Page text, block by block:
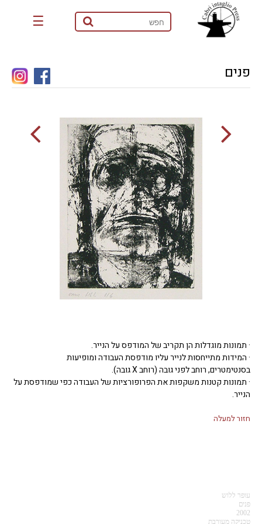
☰
פנים
· תמונות מוגדלות הן תקריב של המודפס על הנייר.
· המידות מתייחסות לנייר עליו מודפסת העבודה ומופיעות
בסנטימטרים, רוחב לפני גובה (רוחב X גובה).
· תמונות קטנות משקפות את הפרופורציות של העבודה כפי שמודפסת על
הנייר.
חזור למעלה
עופר ללוש
פנים
2002
טכניקה מעורבת